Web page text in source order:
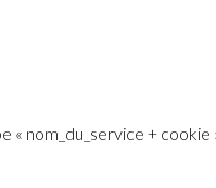
« nom_du_service +